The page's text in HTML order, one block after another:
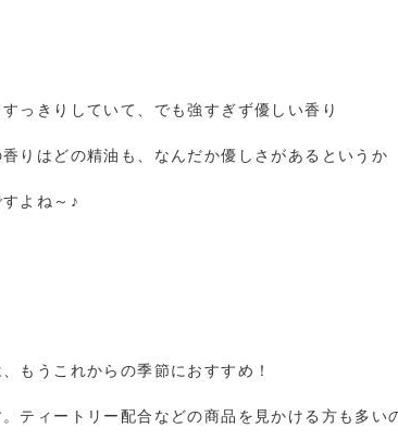
っきりしていて、でも強すぎず優しい香り
りはどの精油も、なんだか優しさがあるというか
よね～♪
もうこれからの季節におすすめ！
ティートリー配合などの商品を見かける方も多い